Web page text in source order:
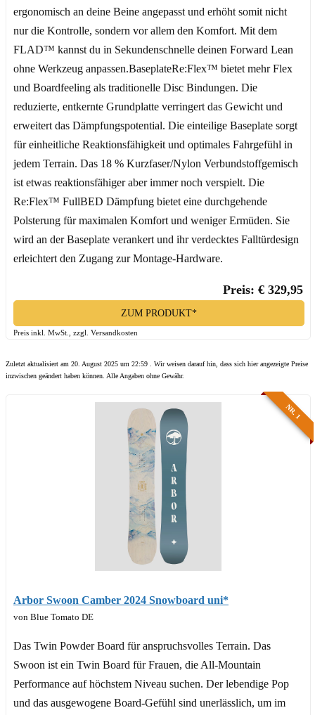
ergonomisch an deine Beine angepasst und erhöht somit nicht
nur die Kontrolle, sondern vor allem den Komfort. Mit dem
FLAD™ kannst du in Sekundenschnelle deinen Forward Lean
ohne Werkzeug anpassen.BaseplateRe:Flex™ bietet mehr Flex
und Boardfeeling als traditionelle Disc Bindungen. Die
reduzierte, entkernte Grundplatte verringert das Gewicht und
erweitert das Dämpfungspotential. Die einteilige Baseplate sorgt
für einheitliche Reaktionsfähigkeit und optimales Fahrgefühl in
jedem Terrain. Das 18 % Kurzfaser/Nylon Verbundstoffgemisch
ist etwas reaktionsfähiger aber immer noch verspielt. Die
Re:Flex™ FullBED Dämpfung bietet eine durchgehende
Polsterung für maximalen Komfort und weniger Ermüden. Sie
wird an der Baseplate verankert und ihr verdecktes Falltürdesign
erleichtert den Zugang zur Montage-Hardware.
Preis: € 329,95
ZUM PRODUKT*
Preis inkl. MwSt., zzgl. Versandkosten
Zuletzt aktualisiert am 20. August 2025 um 22:59 . Wir weisen darauf hin, dass sich hier angezeigte Preise
inzwischen geändert haben können. Alle Angaben ohne Gewähr.
NR. 1
Arbor Swoon Camber 2024 Snowboard uni*
von Blue Tomato DE
Das Twin Powder Board für anspruchsvolles Terrain. Das
Swoon ist ein Twin Board für Frauen, die All-Mountain
Performance auf höchstem Niveau suchen. Der lebendige Pop
und das ausgewogene Board-Gefühl sind unerlässlich, um im